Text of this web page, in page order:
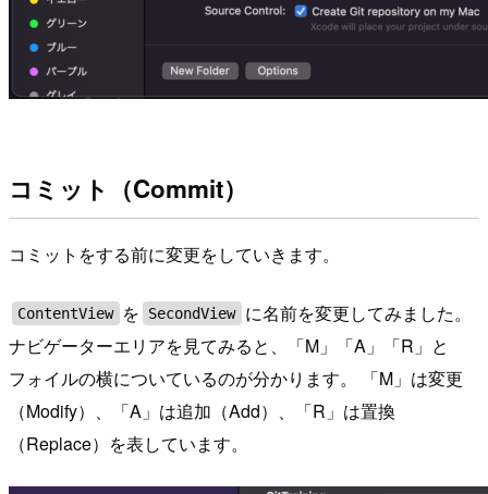
コミット（Commit）
コミットをする前に変更をしていきます。
ContentView を SecondView に名前を変更してみました。
ナビゲーターエリアを見てみると、「M」「A」「R」と
フォイルの横についているのが分かります。 「M」は変更
（Modify）、「A」は追加（Add）、「R」は置換
（Replace）を表しています。